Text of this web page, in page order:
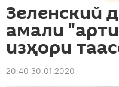
Зеленский
амали
изҳори
20:40 30.01.2020